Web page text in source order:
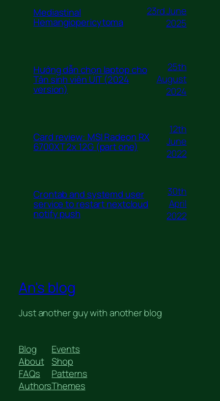
Mediastinal
Hemangiopericytoma
23rd June
2025
Hướng dẫn chọn laptop cho
Tân sinh viên UIT (2024
version)
25th
August
2024
Card review: MSI Radeon RX
6700XT 2x 12G (part one)
12th
June
2022
Crontab and systemd user
service to restart nextcloud
notify push
30th
April
2022
An's blog
Just another guy with another blog
Blog
About
FAQs
Authors
Events
Shop
Patterns
Themes